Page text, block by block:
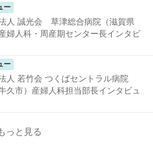
ー
人 誠光会 草津総合病院（滋賀県
婦人科・周産期センター長インタビ
ー
人 若竹会 つくばセントラル病院
久市）産婦人科担当部長インタビュ
っと見る